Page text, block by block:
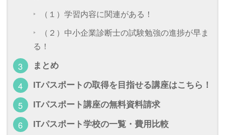
（１）学習内容に関連がある！
（２）中小企業診断士の試験勉強の進捗が早ま
る！
まとめ
ITパスポートの取得を目指せる講座はこちら！
ITパスポート講座の無料資料請求
ITパスポート学校の一覧・費用比較